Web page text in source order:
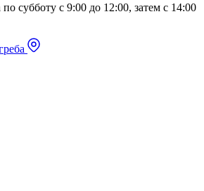
субботу с 9:00 до 12:00, затем с 14:00